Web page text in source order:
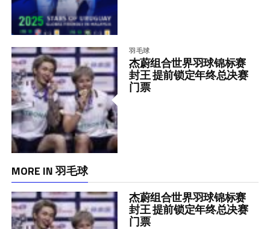
羽毛球
杰蔚组合世界羽球锦标赛
封王 提前锁定年终总决赛
门票
MORE IN 羽毛球
杰蔚组合世界羽球锦标赛
封王 提前锁定年终总决赛
门票